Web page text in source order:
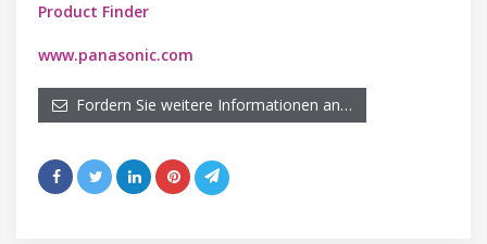
Product Finder
www.panasonic.com
Fordern Sie weitere Informationen an…